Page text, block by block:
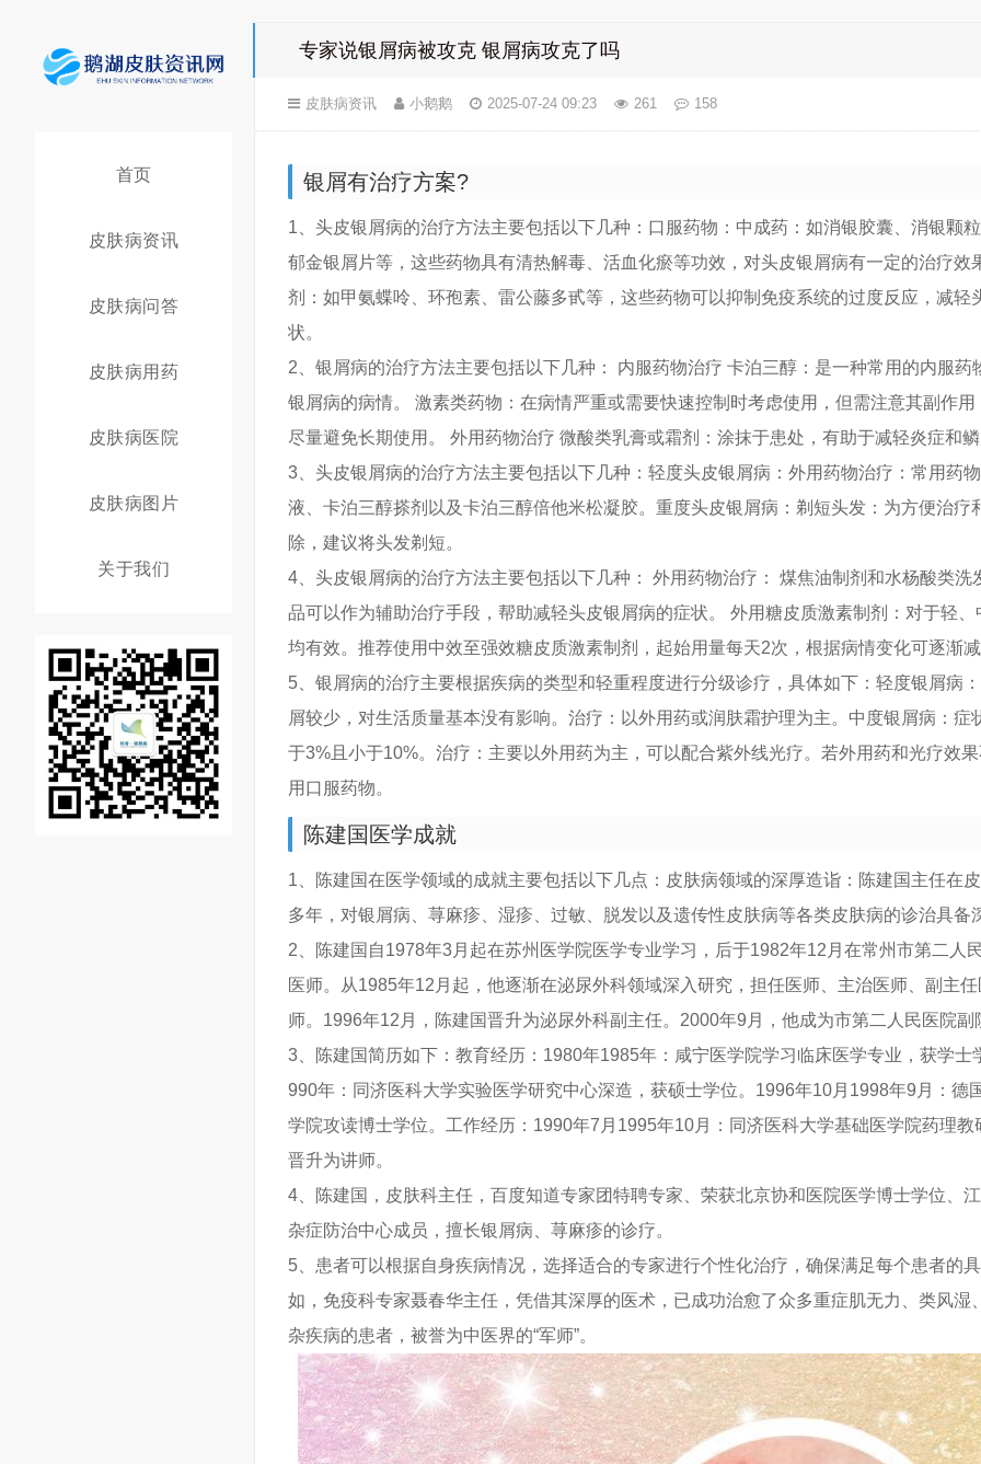
首页
皮肤病资讯
皮肤病问答
皮肤病用药
皮肤病医院
皮肤病图片
关于我们
专家说银屑病被攻克 银屑病攻克了吗
皮肤病资讯 小鹅鹅 2025-07-24 09:23 261 158
银屑有治疗方案?
1、头皮银屑病的治疗方法主要包括以下几种：口服药物：中成药：如消银胶囊、消银颗
郁金银屑片等，这些药物具有清热解毒、活血化瘀等功效，对头皮银屑病有一定的治疗效
剂：如甲氨蝶呤、环孢素、雷公藤多甙等，这些药物可以抑制免疫系统的过度反应，减轻
状。
2、银屑病的治疗方法主要包括以下几种： 内服药物治疗 卡泊三醇：是一种常用的内服药
银屑病的病情。 激素类药物：在病情严重或需要快速控制时考虑使用，但需注意其副作用
尽量避免长期使用。 外用药物治疗 微酸类乳膏或霜剂：涂抹于患处，有助于减轻炎症和
3、头皮银屑病的治疗方法主要包括以下几种：轻度头皮银屑病：外用药物治疗：常用药
液、卡泊三醇搽剂以及卡泊三醇倍他米松凝胶。重度头皮银屑病：剃短头发：为方便治疗
除，建议将头发剃短。
4、头皮银屑病的治疗方法主要包括以下几种： 外用药物治疗： 煤焦油制剂和水杨酸类洗
品可以作为辅助治疗手段，帮助减轻头皮银屑病的症状。 外用糖皮质激素制剂：对于轻、
均有效。推荐使用中效至强效糖皮质激素制剂，起始用量每天2次，根据病情变化可逐渐
5、银屑病的治疗主要根据疾病的类型和轻重程度进行分级诊疗，具体如下：轻度银屑病
屑较少，对生活质量基本没有影响。治疗：以外用药或润肤霜护理为主。中度银屑病：症
于3%且小于10%。治疗：主要以外用药为主，可以配合紫外线光疗。若外用药和光疗效
用口服药物。
陈建国医学成就
1、陈建国在医学领域的成就主要包括以下几点：皮肤病领域的深厚造诣：陈建国主任在
多年，对银屑病、荨麻疹、湿疹、过敏、脱发以及遗传性皮肤病等各类皮肤病的诊治具备
2、陈建国自1978年3月起在苏州医学院医学专业学习，后于1982年12月在常州市第二人
医师。从1985年12月起，他逐渐在泌尿外科领域深入研究，担任医师、主治医师、副主
师。1996年12月，陈建国晋升为泌尿外科副主任。2000年9月，他成为市第二人民医院副
3、陈建国简历如下：教育经历：1980年1985年：咸宁医学院学习临床医学专业，获学士
990年：同济医科大学实验医学研究中心深造，获硕士学位。1996年10月1998年9月：德
学院攻读博士学位。工作经历：1990年7月1995年10月：同济医科大学基础医学院药理教
晋升为讲师。
4、陈建国，皮肤科主任，百度知道专家团特聘专家、荣获北京协和医院医学博士学位、
杂症防治中心成员，擅长银屑病、荨麻疹的诊疗。
5、患者可以根据自身疾病情况，选择适合的专家进行个性化治疗，确保满足每个患者的
如，免疫科专家聂春华主任，凭借其深厚的医术，已成功治愈了众多重症肌无力、类风湿
杂疾病的患者，被誉为中医界的“军师”。